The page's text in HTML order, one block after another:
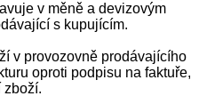
v měně a devizovým
s kupujícím.
v provozovně prodávajícího
oproti podpisu na faktuře,
zboží.